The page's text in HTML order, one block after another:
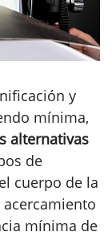
y
mínima,
alternativas
de
cuerpo de la
mínima de